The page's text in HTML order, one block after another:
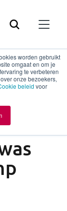
worden gebruikt
omgaat en om je
te verbeteren
onze bezoekers,
beleid voor